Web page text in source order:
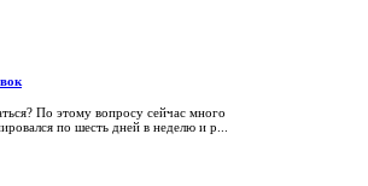
По этому вопросу сейчас много
по шесть дней в неделю и р...